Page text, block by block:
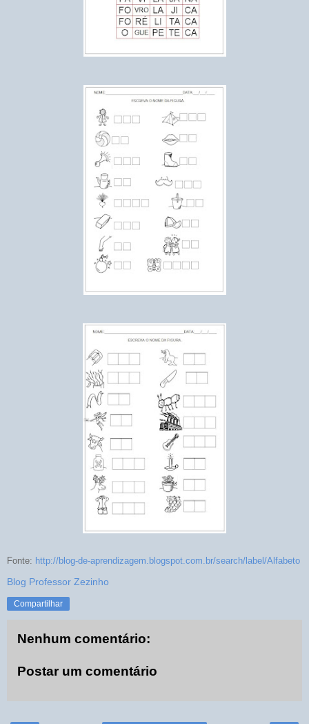
Fonte: http://blog-de-aprendizagem.blogspot.com.br/search/label/Alfabeto
Blog Professor Zezinho
Compartilhar
Nenhum comentário:
Postar um comentário